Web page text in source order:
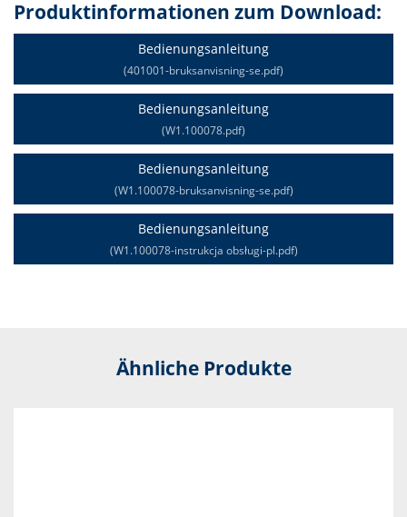
Produktinformationen zum Download:
Bedienungsanleitung
(401001-bruksanvisning-se.pdf)
Bedienungsanleitung
(W1.100078.pdf)
Bedienungsanleitung
(W1.100078-bruksanvisning-se.pdf)
Bedienungsanleitung
(W1.100078-instrukcja obsługi-pl.pdf)
Ähnliche Produkte